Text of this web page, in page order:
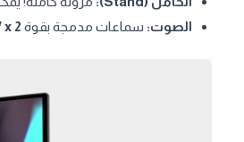
الصوت: سماعات مدمجة بقوة x 2